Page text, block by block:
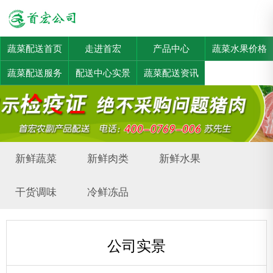
蔬菜配送首页 走进首宏 产品中心 蔬菜水果价格
蔬菜配送服务 配送中心实景 蔬菜配送资讯
新鲜蔬菜 新鲜肉类 新鲜水果
干货调味 冷鲜冻品
公司实景